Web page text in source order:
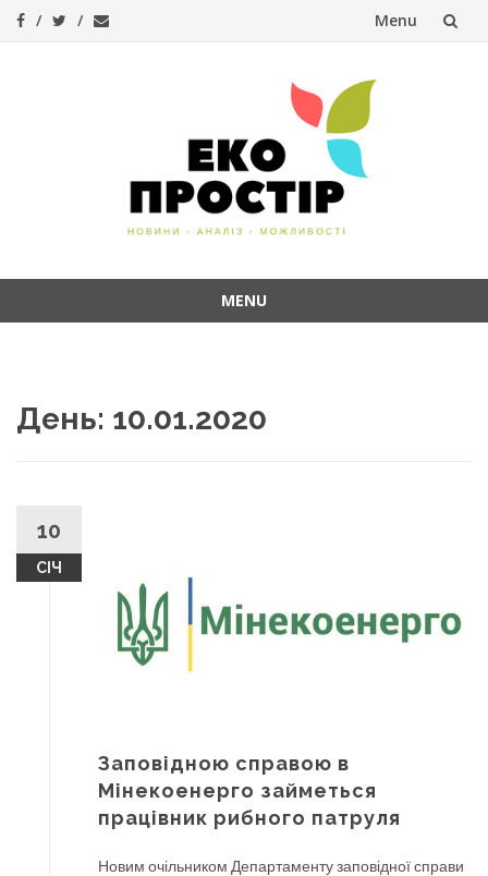
Menu
MENU
День: 10.01.2020
10
СІЧ
Заповідною справою в
Мінекоенерго займеться
працівник рибного патруля
Новим очільником Департаменту заповідної справи